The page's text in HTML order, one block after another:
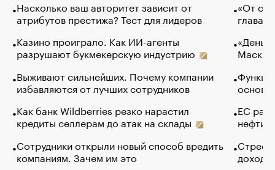
Насколько ваш авторитет зависит от
атрибутов престижа? Тест для лидеров
Казино проиграло. Как ИИ-агенты
разрушают букмекерскую индустрию
Выживают сильнейших. Почему компании
избавляются от лучших сотрудников
Как банк Wildberries резко нарастил
кредиты селлерам до атак на склады
Сотрудники открыли новый способ вредить
компаниям. Зачем им это
«От
глава
Маск в
основ
ЕС
нефти